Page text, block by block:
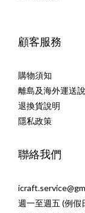
顧客服務
購物須知
離島及海外運送
退換貨說明
隱私政策
聯絡我們
週一至週五 (例假